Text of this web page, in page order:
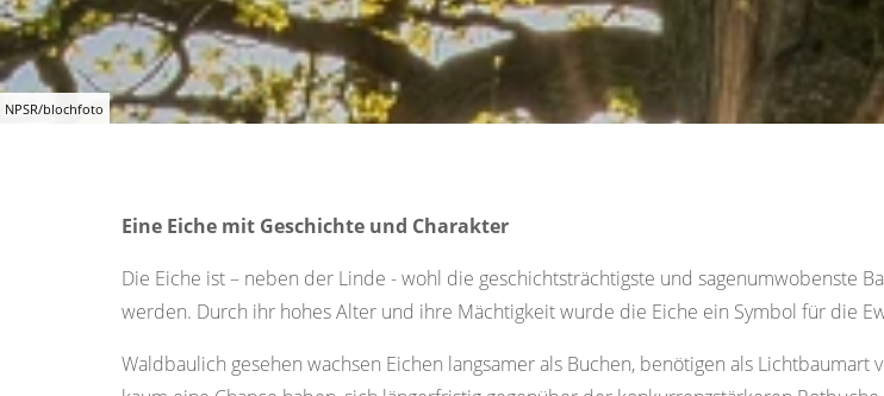
NPSR/blochfoto
Eine Eiche mit Geschichte und Charakter
Die Eiche ist – neben der Linde - wohl die geschichtsträchtigste und sagenumwobenste
werden. Durch ihr hohes Alter und ihre Mächtigkeit wurde die Eiche ein Symbol für die
Waldbaulich gesehen wachsen Eichen langsamer als Buchen, benötigen als